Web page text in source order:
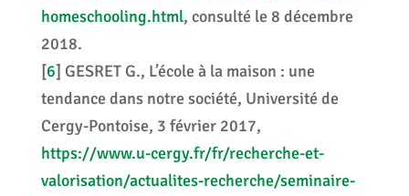
homeschooling.html, consulté le 8 décembre
2018.
[6] GESRET G., L’école à la maison : une
tendance dans notre société, Université de
Cergy-Pontoise, 3 février 2017,
https://www.u-cergy.fr/fr/recherche-et-
valorisation/actualites-recherche/seminaire-